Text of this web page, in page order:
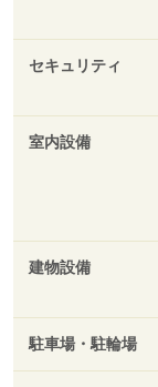
セキュリティ
室内設備
建物設備
駐車場・駐輪場